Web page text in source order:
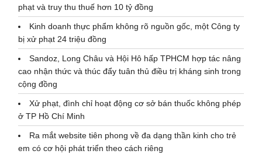
phạt và truy thu thuế hơn 10 tỷ đồng
Kinh doanh thực phẩm không rõ nguồn gốc, một Công ty
bị xử phạt 24 triệu đồng
Sandoz, Long Châu và Hội Hô hấp TPHCM hợp tác nâng
cao nhận thức và thúc đẩy tuân thủ điều trị kháng sinh trong
cộng đồng
Xử phạt, đình chỉ hoạt động cơ sở bán thuốc không phép
ở TP Hồ Chí Minh
Ra mắt website tiên phong về đa dạng thần kinh cho trẻ
em có cơ hội phát triển theo cách riêng